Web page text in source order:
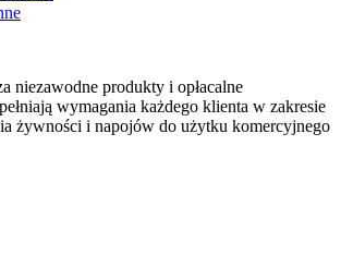
niezawodne produkty i opłacalne
wymagania każdego klienta w zakresie
żywności i napojów do użytku komercyjnego